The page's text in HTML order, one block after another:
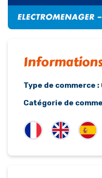
Type de commerce :
Catégorie de